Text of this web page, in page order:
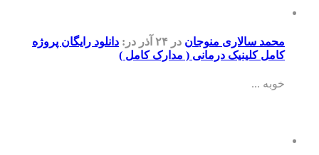
محمد سالاری منوجان در ۲۴ آذر در: دانلود رایگان پروژه
کامل کلینیک درمانی ( مدارک کامل )
خوبه ...